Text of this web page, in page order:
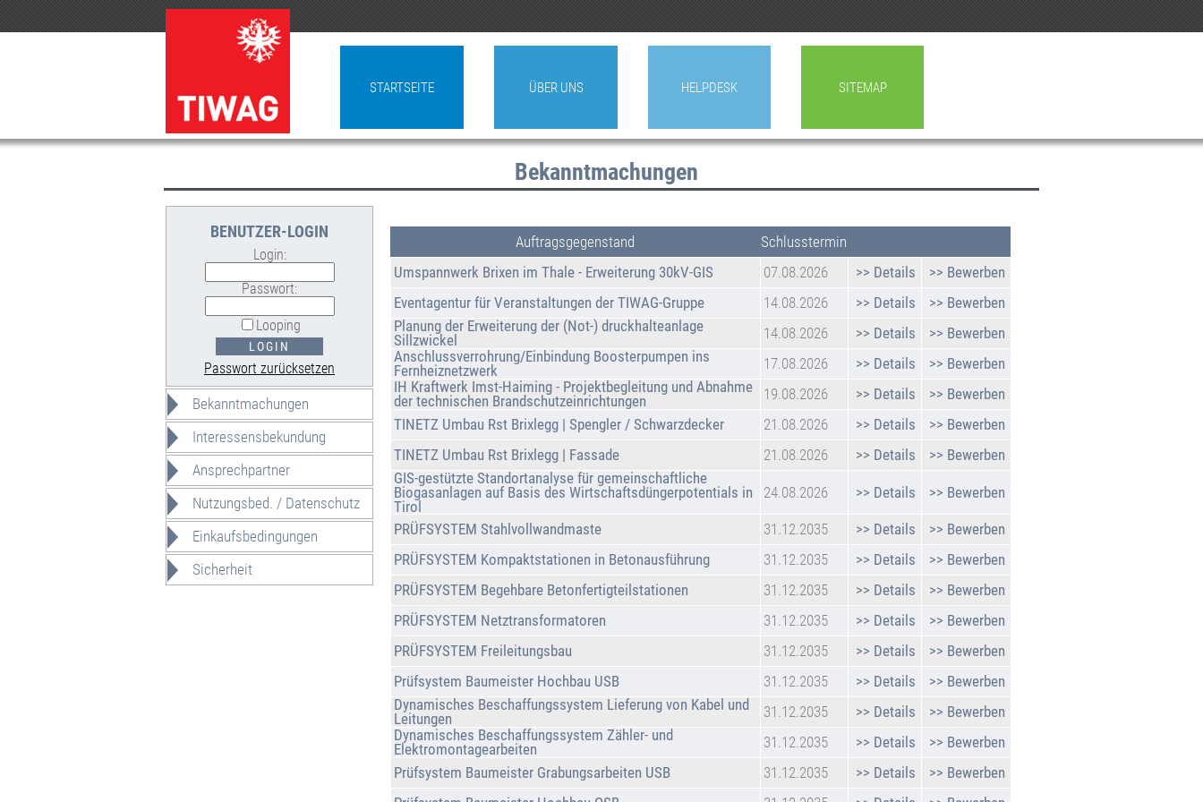
STARTSEITE ÜBER UNS HELPDESK SITEMAP
Bekanntmachungen
BENUTZER-LOGIN
Login:
Passwort:
Looping
Passwort zurücksetzen
Bekanntmachungen
Interessensbekundung
Ansprechpartner
Nutzungsbed. / Datenschutz
Einkaufsbedingungen
Sicherheit
Auftragsgegenstand
Schlusstermin
Umspannwerk Brixen im Thale - Erweiterung 30kV-GIS
07.08.2026 >> Details
>> Bewerben
Eventagentur für Veranstaltungen der TIWAG-Gruppe
14.08.2026 >> Details
>> Bewerben
Planung der Erweiterung der (Not-) druckhalteanlage
Sillzwickel
14.08.2026 >> Details
>> Bewerben
Anschlussverrohrung/Einbindung Boosterpumpen ins
Fernheiznetzwerk
17.08.2026 >> Details
>> Bewerben
IH Kraftwerk Imst-Haiming - Projektbegleitung und Abnahme
der technischen Brandschutzeinrichtungen
19.08.2026 >> Details
>> Bewerben
TINETZ Umbau Rst Brixlegg | Spengler / Schwarzdecker
21.08.2026 >> Details
>> Bewerben
TINETZ Umbau Rst Brixlegg | Fassade
21.08.2026 >> Details
>> Bewerben
GIS-gestützte Standortanalyse für gemeinschaftliche
Biogasanlagen auf Basis des Wirtschaftsdüngerpotentials in
Tirol
24.08.2026 >> Details >> Bewerben
PRÜFSYSTEM Stahlvollwandmaste 31.12.2035 >> Details
>> Bewerben
PRÜFSYSTEM Kompaktstationen in Betonausführung
31.12.2035 >> Details
>> Bewerben
PRÜFSYSTEM Begehbare Betonfertigteilstationen
31.12.2035 >> Details
>> Bewerben
PRÜFSYSTEM Netztransformatoren
31.12.2035 >> Details
>> Bewerben
PRÜFSYSTEM Freileitungsbau
31.12.2035 >> Details
>> Bewerben
Prüfsystem Baumeister Hochbau USB
31.12.2035 >> Details
>> Bewerben
Dynamisches Beschaffungssystem Lieferung von Kabel und
Leitungen
31.12.2035 >> Details
>> Bewerben
Dynamisches Beschaffungssystem Zähler- und
Elektromontagearbeiten
31.12.2035 >> Details
>> Bewerben
Prüfsystem Baumeister Grabungsarbeiten USB
31.12.2035 >> Details
>> Bewerben